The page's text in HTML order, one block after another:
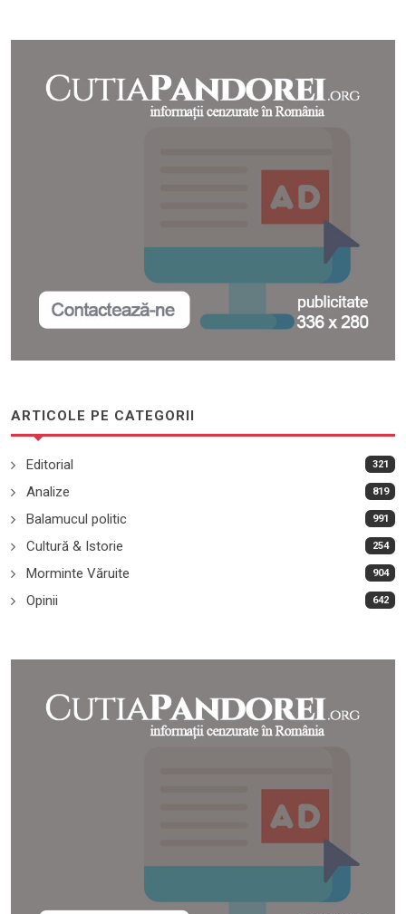
ARTICOLE PE CATEGORII
Editorial 321
Analize 819
Balamucul politic 991
Cultură & Istorie 254
Morminte Văruite 904
Opinii 642